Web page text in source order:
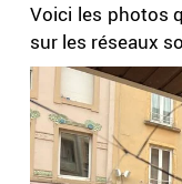
Voici les photos
sur les réseaux